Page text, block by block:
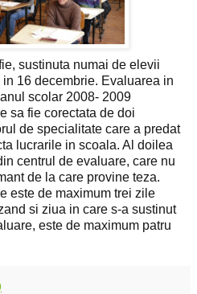
sustinuta numai de elevii
16 decembrie. Evaluarea in
scolar 2008- 2009
sa fie corectata de doi
de specialitate care a predat
lucrarile in scoala. Al doilea
centrul de evaluare, care nu
de la care provine teza.
este de maximum trei zile
si ziua in care s-a sustinut
este de maximum patru